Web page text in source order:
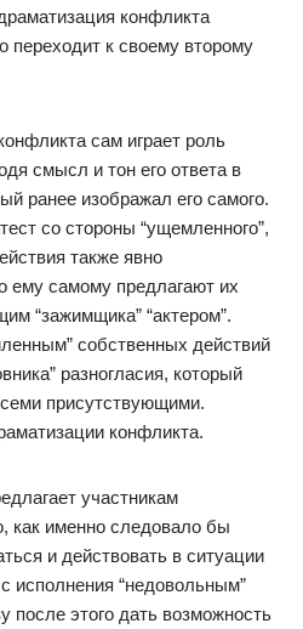
конфликта
переходит к своему второму
сам играет роль
смысл и тон его ответа в
ранее изображал его самого.
со стороны “ущемленного”,
также явно
ему самому предлагают их
“зажимщика” “актером”.
собственных действий
разногласия, который
присутствующими.
конфликта.
участникам
как именно следовало бы
и действовать в ситуации
исполнения “недовольным”
после этого дать возможность